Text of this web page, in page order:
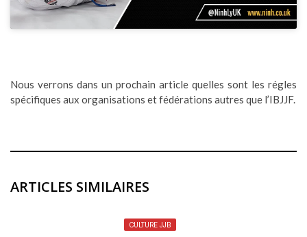
Nous verrons dans un prochain article quelles sont les régles
spécifiques aux organisations et fédérations autres que l’IBJJF.
ARTICLES SIMILAIRES
CULTURE JJB